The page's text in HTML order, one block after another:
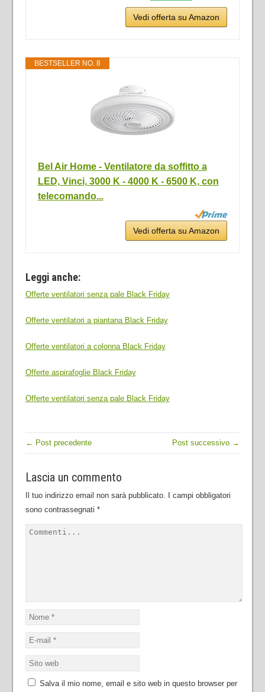
Vedi offerta su Amazon
BESTSELLER NO. 8
Bel Air Home - Ventilatore da soffitto a
LED, Vinci, 3000 K - 4000 K - 6500 K, con
telecomando...
Vedi offerta su Amazon
Leggi anche:
Offerte ventilatori senza pale Black Friday
Offerte ventilatori a piantana Black Friday
Offerte ventilatori a colonna Black Friday
Offerte aspirafoglie Black Friday
Offerte ventilatori senza pale Black Friday
← Post precedente Post successivo →
Lascia un commento
Il tuo indirizzo email non sarà pubblicato. I campi obbligatori
sono contrassegnati *
Salva il mio nome, email e sito web in questo browser per